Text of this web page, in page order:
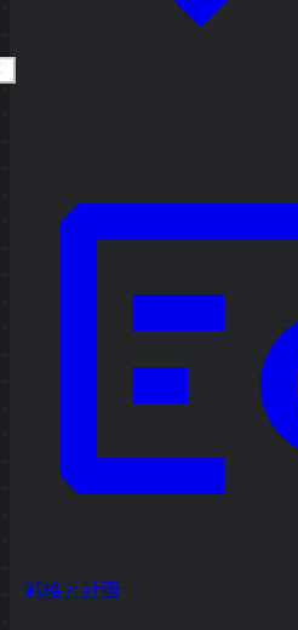
戦略と計画